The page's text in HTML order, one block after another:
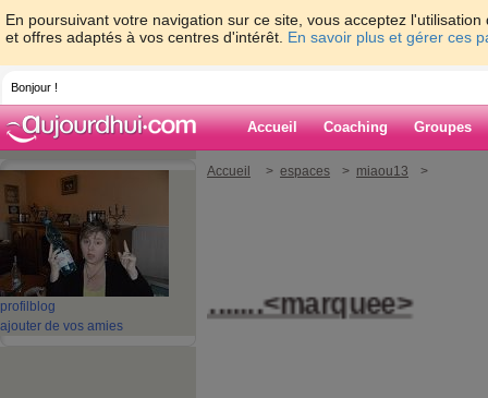
En poursuivant votre navigation sur ce site, vous acceptez
et offres adaptés à vos centres d'intérêt. En savoir plus et gérer ces
Bonjour !
Accueil Coaching Groupes
profil blog
ajouter de vos amies
Accueil > espaces > miaou13 >
BEAU .......<marquee>